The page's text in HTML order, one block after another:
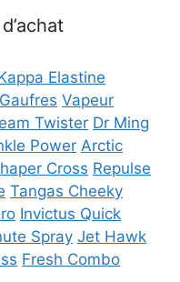
Elastine
Vapeur
Twister Dr Ming
Power Arctic
Cross Repulse
Tangas Cheeky
Invictus Quick
Spray Jet Hawk
Fresh Combo